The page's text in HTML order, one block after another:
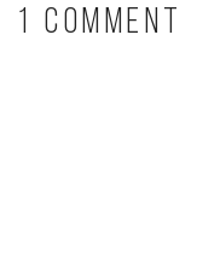
1 COMMENT